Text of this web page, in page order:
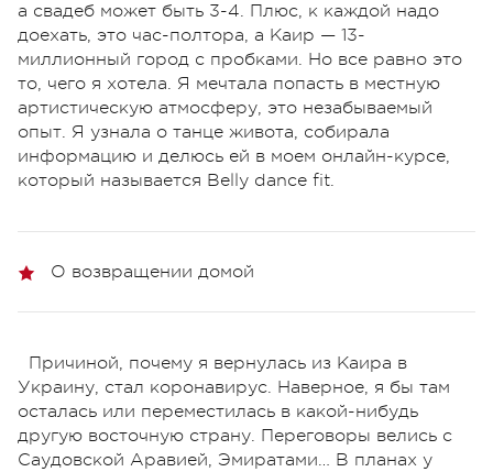
а свадеб может быть 3-4. Плюс, к каждой надо
доехать, это час-полтора, а Каир — 13-
миллионный город с пробками. Но все равно это
то, чего я хотела. Я мечтала попасть в местную
артистическую атмосферу, это незабываемый
опыт. Я узнала о танце живота, собирала
информацию и делюсь ей в моем онлайн-курсе,
который называется Belly dance fit.
О возвращении домой
Причиной, почему я вернулась из Каира в
Украину, стал коронавирус. Наверное, я бы там
осталась или переместилась в какой-нибудь
другую восточную страну. Переговоры велись с
Саудовской Аравией, Эмиратами… В планах у